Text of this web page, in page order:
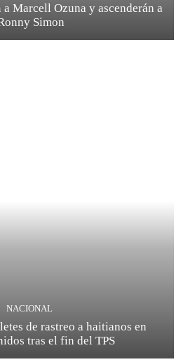
Marcell Ozuna y ascenderán a
Simon
NACIONAL
de rastreo a haitianos en
tras el fin del TPS